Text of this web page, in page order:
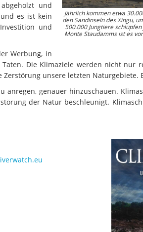
Jährlich kommen etwa
den Sandinseln des Xingu,
500.000 Jungtiere
Monte Staudamms ist es
und
es ist kein
und
Werbung, in
Die Klimaziele werden nicht nur
unsere letzten Naturgebiete.
genauer hinzuschauen.
der Natur beschleunigt.